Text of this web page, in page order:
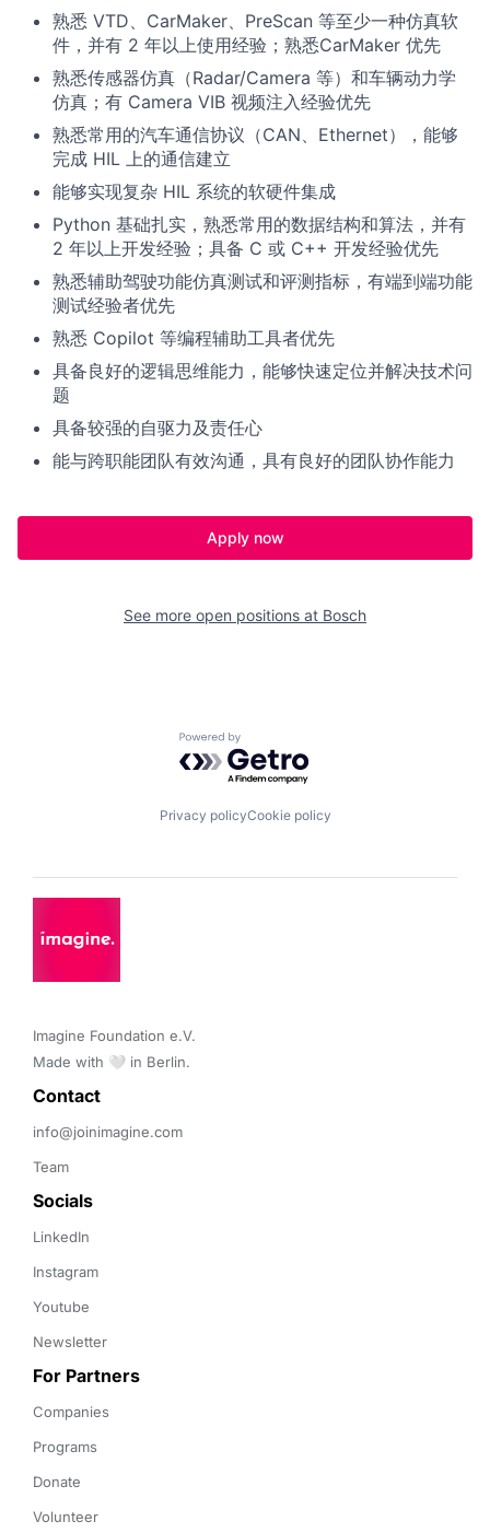
熟悉 VTD、CarMaker、PreScan 等至少一种仿真软
件，并有 2 年以上使用经验；熟悉CarMaker 优先
熟悉传感器仿真（Radar/Camera 等）和车辆动力学
仿真；有 Camera VIB 视频注入经验优先
熟悉常用的汽车通信协议（CAN、Ethernet），能够
完成 HIL 上的通信建立
能够实现复杂 HIL 系统的软硬件集成
Python 基础扎实，熟悉常用的数据结构和算法，并有
2 年以上开发经验；具备 C 或 C++ 开发经验优先
熟悉辅助驾驶功能仿真测试和评测指标，有端到端功能
测试经验者优先
熟悉 Copilot 等编程辅助工具者优先
具备良好的逻辑思维能力，能够快速定位并解决技术问
题
具备较强的自驱力及责任心
能与跨职能团队有效沟通，具有良好的团队协作能力
Apply now
See more open positions at Bosch
Powered by Getro.com
Privacy policyCookie policy
Imagine Foundation e.V.
Made with 🤍 in Berlin.
Contact
info@joinimagine.com
Team
Socials
LinkedIn
Instagram
Youtube
Newsletter
For Partners
Companies
Programs
Donate
Volunteer